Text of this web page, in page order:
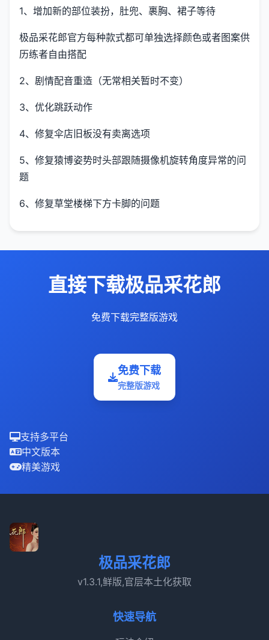
1、增加新的部位装扮，肚兜、裹胸、裙子等待
极品采花郎官方每种款式都可单独选择颜色或者图案供
历练者自由搭配
2、剧情配音重造（无常相关暂时不变）
3、优化跳跃动作
4、修复伞店旧板没有卖离选项
5、修复猿博姿势时头部跟随摄像机旋转角度异常的问
题
6、修复草堂楼梯下方卡脚的问题
直接下载极品采花郎
免费下载完整版游戏
免费下载
完整版游戏
支持多平台
中文版本
精美游戏
极品采花郎
v1.3.1,鲜版,官层本土化获取
快速导航